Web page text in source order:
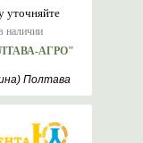
уточняйте
наличии
АГРО"
Полтава